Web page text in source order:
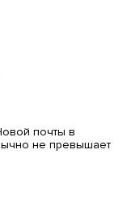
почты в
не превышает